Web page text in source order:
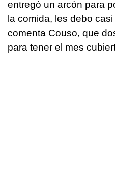
entregó un arcón para
la comida, les debo
comenta Couso, que
para tener el mes